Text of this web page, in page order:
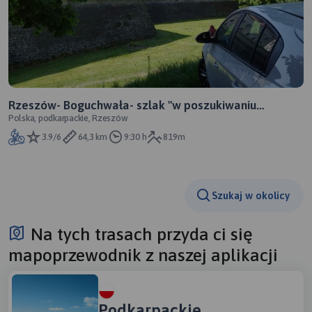
Rzeszów- Boguchwała- szlak "w poszukiwaniu
kurhanów"- Czudec- Babice- Lubenia- Tyczyn-
Wzgórze Matys
Polska, podkarpackie, Rzeszów
3.9/6
64,3 km 9:30 h 819m
Szukaj w okolicy
Na tych trasach przyda ci się
mapoprzewodnik z naszej aplikacji